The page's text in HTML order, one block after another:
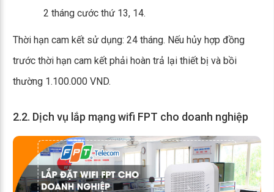
2 tháng cước thứ 13, 14.
Thời hạn cam kết sử dụng: 24 tháng. Nếu hủy hợp đồng
trước thời hạn cam kết phải hoàn trả lại thiết bị và bồi
thường 1.100.000 VND.
2.2. Dịch vụ lắp mạng wifi FPT cho doanh nghiệp